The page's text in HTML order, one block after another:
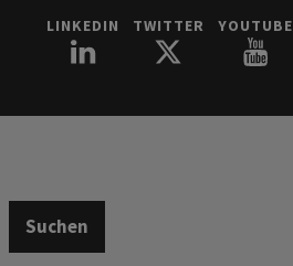
LINKEDIN TWITTER YOUTUBE
Suchen